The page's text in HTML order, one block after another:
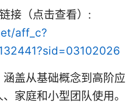
接（点击查看）:
aff_c?
盖从基础概念到高阶应
家庭和小型团队使用。